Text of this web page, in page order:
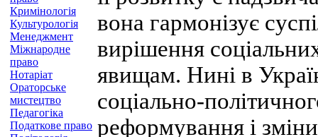
Кримінологія
Культурологія
Менеджмент
Міжнародне
право
Нотаріат
Ораторське
мистецтво
Педагогіка
Податкове право
вона гармонізує
вирішення
явищам. Нині в
соціально-
реформування і